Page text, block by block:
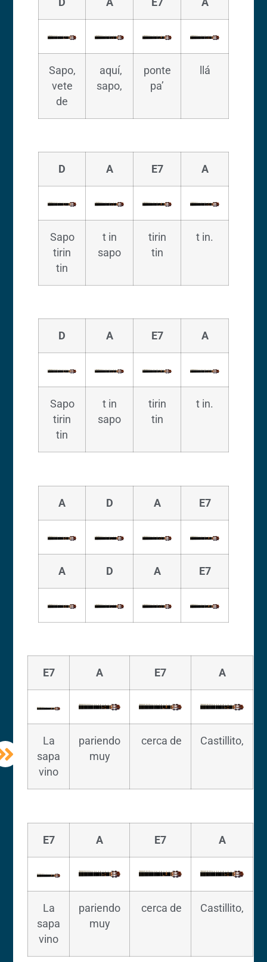
Sapo,
vete
de
aquí,
sapo,
ponte
pa’
llá
D A E7 A
Sapo
tirin
tin
t in
sapo
tirin
tin
t in.
D A E7 A
Sapo
tirin
tin
t in
sapo
tirin
tin
t in.
A D A E7
A D A E7
E7 A E7 A
La
sapa
vino
pariendo
muy
cerca de Castillito,
E7 A E7 A
La
sapa
vino
pariendo
muy
cerca de Castillito,